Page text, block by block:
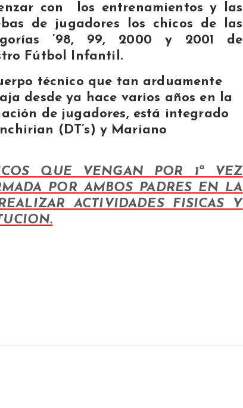
con los entrenamientos y las
de jugadores los chicos de las
’98, 99, 2000 y 2001 de
Fútbol Infantil.
técnico que tan arduamente
desde ya hace varios años en la
de jugadores, está integrado
(DT’s) y Mariano
QUE VENGAN POR 1ª VEZ
POR AMBOS PADRES EN LA
ACTIVIDADES FISICAS Y